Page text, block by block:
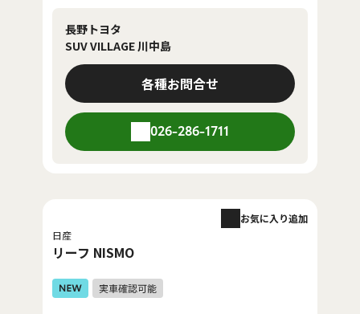
長野トヨタ
SUV VILLAGE 川中島
各種お問合せ
026-286-1711
日産
リーフ NISMO
お気に入り追加